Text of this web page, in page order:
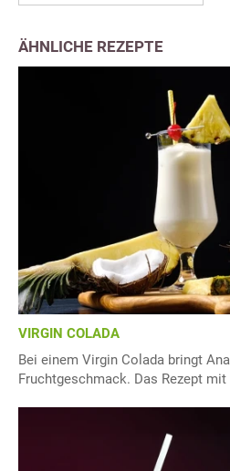
ÄHNLICHE REZEPTE
VIRGIN COLADA
Bei einem Virgin Colada bringt
Fruchtgeschmack. Das Rezept